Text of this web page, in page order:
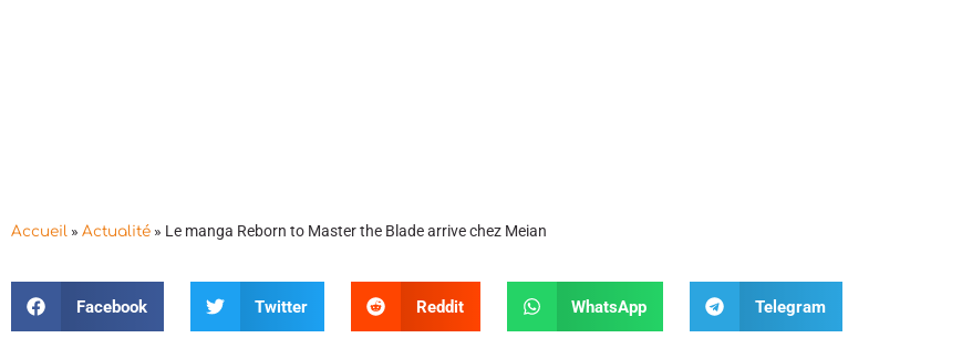
Accueil » Actualité » Le manga Reborn to Master the Blade arrive chez Meian
Facebook Twitter Reddit WhatsApp Telegram